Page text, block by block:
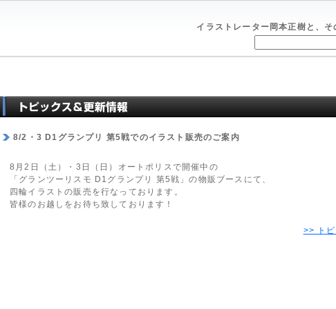
イラストレーター岡本正樹と、
8/2・3 D1グランプリ 第5戦でのイラスト販売のご案内
8月2日（土）・3日（日）オートポリスで開催中の
「グランツーリスモ D1グランプリ 第5戦」の物販ブースにて、
四輪イラストの販売を行なっております。
皆様のお越しをお待ち致しております！
>> ト